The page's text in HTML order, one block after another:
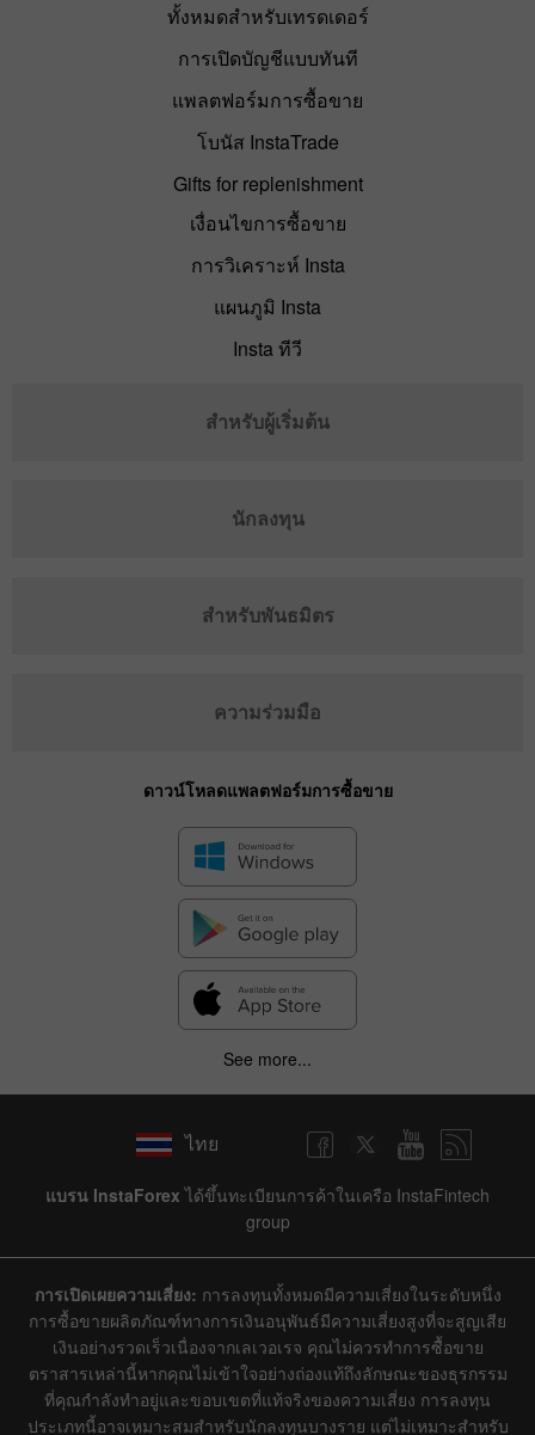
ทั้งหมดสำหรับเทรดเดอร์
การเปิดบัญชีแบบทันที
แพลตฟอร์มการซื้อขาย
โบนัส InstaTrade
Gifts for replenishment
เงื่อนไขการซื้อขาย
การวิเคราะห์ Insta
แผนภูมิ Insta
Insta ทีวี
สำหรับผู้เริ่มต้น
นักลงทุน
สำหรับพันธมิตร
ความร่วมมือ
ดาวน์โหลดแพลตฟอร์มการซื้อขาย
See more...
ไทย
แบรน InstaForex ได้ขึ้นทะเบียนการค้าในเครือ InstaFintech
group
การเปิดเผยความเสี่ยง: การลงทุนทั้งหมดมีความเสี่ยงในระดับหนึ่ง
การซื้อขายผลิตภัณฑ์ทางการเงินอนุพันธ์มีความเสี่ยงสูงที่จะสูญเสีย
เงินอย่างรวดเร็วเนื่องจากเลเวอเรจ คุณไม่ควรทำการซื้อขาย
ตราสารเหล่านี้หากคุณไม่เข้าใจอย่างถ่องแท้ถึงลักษณะของธุรกรรม
ที่คุณกำลังทำอยู่และขอบเขตที่แท้จริงของความเสี่ยง การลงทุน
ประเภทนี้อาจเหมาะสมสำหรับนักลงทุนบางราย แต่ไม่เหมาะสำหรับ